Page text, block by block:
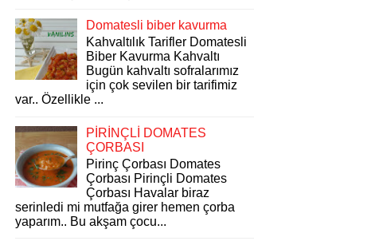
Domatesli biber kavurma
Kahvaltılık Tarifler Domatesli
Biber Kavurma Kahvaltı
Bugün kahvaltı sofralarımız
için çok sevilen bir tarifimiz
var.. Özellikle ...
PİRİNÇLİ DOMATES
ÇORBASI
Pirinç Çorbası Domates
Çorbası Pirinçli Domates
Çorbası Havalar biraz
serinledi mi mutfağa girer hemen çorba
yaparım.. Bu akşam çocu...